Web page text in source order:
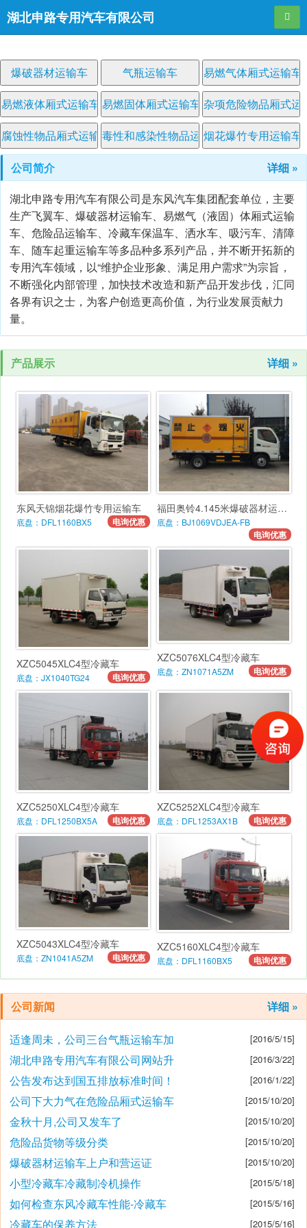
湖北申路专用汽车有限公司 导航
爆破器材运输车 气瓶运输车
易燃气体厢式运输车
易燃液体厢式运输车 易燃固体厢式运输车 杂项危险物品厢式运
腐蚀性物品厢式运输车毒性和感染性物品运输车烟花爆竹专用运输车
公司简介
详细 »
湖北申路专用汽车有限公司是东风汽车集团配套单位，主要
生产飞翼车、爆破器材运输车、易燃气（液固）体厢式运输
车、危险品运输车、冷藏车保温车、洒水车、吸污车、清障
车、随车起重运输车等多品种多系列产品，并不断开拓新的
专用汽车领域，以“维护企业形象、满足用户需求”为宗旨，
不断强化内部管理，加快技术改造和新产品开发步伐，汇同
各界有识之士，为客户创造更高价值，为行业发展贡献力
量。
产品展示 详细 »
东风天锦烟花爆竹专用运输车
底盘：DFL1160BX5 电询优惠
福田奥铃4.145米爆破器材运输车
底盘：BJ1069VDJEA-FB
电询优惠
XZC5045XLC4型冷藏车
底盘：JX1040TG24 电询优惠
XZC5076XLC4型冷藏车
底盘：ZN1071A5ZM 电询优惠
XZC5250XLC4型冷藏车
底盘：DFL1250BX5A 电询优惠
XZC5252XLC4型冷藏车
底盘：DFL1253AX1B 电询优惠
XZC5043XLC4型冷藏车
底盘：ZN1041A5ZM 电询优惠
XZC5160XLC4型冷藏车
底盘：DFL1160BX5 电询优惠
公司新闻 详细 »
适逢周未，公司三台气瓶运输车加 [2016/5/15]
湖北申路专用汽车有限公司网站升 [2016/3/22]
公告发布达到国五排放标准时间！ [2016/1/22]
公司下大力气在危险品厢式运输车 [2015/10/20]
金秋十月,公司又发车了 [2015/10/20]
危险品货物等级分类 [2015/10/20]
爆破器材运输车上户和营运证 [2015/10/20]
小型冷藏车冷藏制冷机操作 [2015/5/18]
如何检查东风冷藏车性能-冷藏车 [2015/5/16]
冷藏车的保养方法 [2015/5/16]